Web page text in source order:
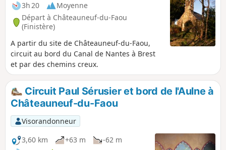
3h 20
Moyenne
Départ à Châteauneuf-du-Faou
(Finistère)
A partir du site de Châteauneuf-du-Faou,
circuit au bord du Canal de Nantes à Brest
et par des chemins creux.
Circuit Paul Sérusier et bord de l'Aulne à
Châteauneuf-du-Faou
Visorandonneur
3,60 km
+63 m
-62 m